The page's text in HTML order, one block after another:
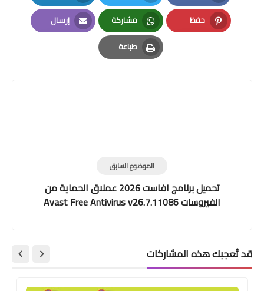
Facebook
Twitter
LinkedIn
حفظ
Pinterest
مشاركة
Whatsapp
إرسال
Email
طباعة
Print
الموضوع السابق
تحميل برنامج افاست 2026 عملاق الحماية من
الفيروسات Avast Free Antivirus v26.7.11086
قد تُعجبك هذه المشاركات